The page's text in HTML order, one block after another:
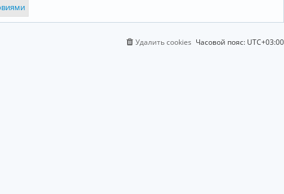
Часовой пояс: UTC+03:00
Удалить cookies